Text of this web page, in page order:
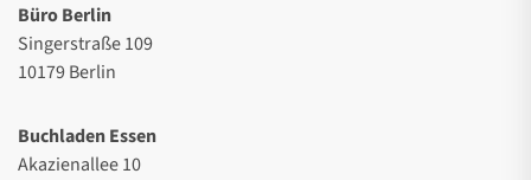
Büro Berlin
Singerstraße 109
10179 Berlin
Buchladen Essen
Akazienallee 10